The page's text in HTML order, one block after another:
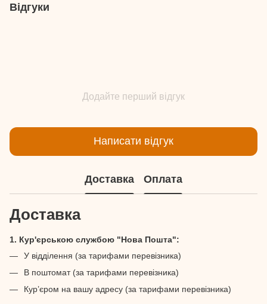
Відгуки
Додайте перший відгук
Написати відгук
Доставка Оплата
Доставка
1. Кур'єрською службою "Нова Пошта":
У відділення (за тарифами перевізника)
В поштомат (за тарифами перевізника)
Кур’єром на вашу адресу (за тарифами перевізника)